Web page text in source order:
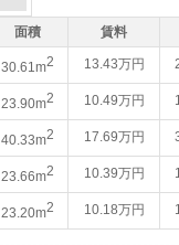
面積 賃料
30.61m2 13.43万円
23.90m2 10.49万円
40.33m2 17.69万円
23.66m2 10.39万円
23.20m2 10.18万円